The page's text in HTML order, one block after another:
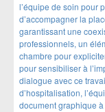
l’équipe de soin pour
d’accompagner la
garantissant une
professionnels, un
chambre pour
pour sensibiliser à
dialogue avec ce
d’hospitalisation,
document graphique